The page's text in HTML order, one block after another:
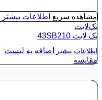
مشاهده سریع اطلاعات بیشتر
بک‌لایت
بک لايت 43SB210
اطلاعات بیشتر
اضافه به لیست
مقایسه